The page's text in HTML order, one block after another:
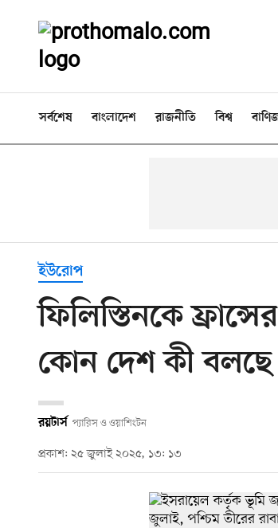
সর্বশেষ বাংলাদেশ রাজনীতি বিশ্ব
ইউরোপ
ফিলিস্তিনকে
কোন দেশ কী বলছে
রয়টার্স প্যারিস ও ওয়াশিংটন
প্রকাশ: ২৫ জুলাই ২০২৫, ১৩: ১৩